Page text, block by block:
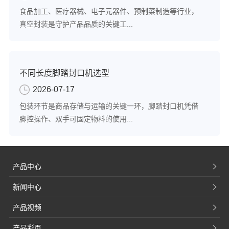
食品加工、医疗器械、电子元器件、预制菜制造等行业，
真空封装是守护产品品质的关键工...
不同长度脚踏封口机选型
2026-07-17
包装环节是商品存储与运输的关键一环，脚踏封口机凭借
脚控操作、双手可固定物料的使用...
产品中心
新闻中心
产品视频